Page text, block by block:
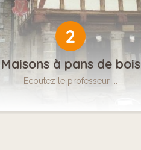
2
Maisons à pans de bois
Ecoutez le professeur ...